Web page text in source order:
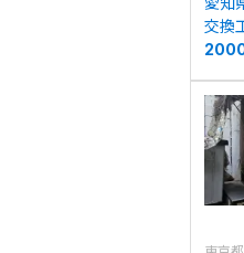
交換